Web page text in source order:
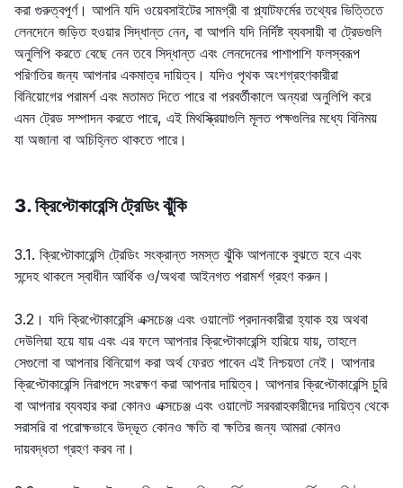
করা গুরুত্বপূর্ণ। আপনি যদি ওয়েবসাইটের সামগ্রী বা প্ল্যাটফর্মের তথ্যের ভিত্তিতে
লেনদেনে জড়িত হওয়ার সিদ্ধান্ত নেন, বা আপনি যদি নির্দিষ্ট ব্যবসায়ী বা ট্রেডগুলি
অনুলিপি করতে বেছে নেন তবে সিদ্ধান্ত এবং লেনদেনের পাশাপাশি ফলস্বরূপ
পরিণতির জন্য আপনার একমাত্র দায়িত্ব। যদিও পৃথক অংশগ্রহণকারীরা
বিনিয়োগের পরামর্শ এবং মতামত দিতে পারে বা পরবর্তীকালে অন্যরা অনুলিপি করে
এমন ট্রেড সম্পাদন করতে পারে, এই মিথস্ক্রিয়াগুলি মূলত পক্ষগুলির মধ্যে বিনিময়
যা অজানা বা অচিহ্নিত থাকতে পারে।
3. ক্রিপ্টোকারেন্সি ট্রেডিং ঝুঁকি
3.1. ক্রিপ্টোকারেন্সি ট্রেডিং সংক্রান্ত সমস্ত ঝুঁকি আপনাকে বুঝতে হবে এবং
সন্দেহ থাকলে স্বাধীন আর্থিক ও/অথবা আইনগত পরামর্শ গ্রহণ করুন।
3.2। যদি ক্রিপ্টোকারেন্সি এক্সচেঞ্জ এবং ওয়ালেট প্রদানকারীরা হ্যাক হয় অথবা
দেউলিয়া হয়ে যায় এবং এর ফলে আপনার ক্রিপ্টোকারেন্সি হারিয়ে যায়, তাহলে
সেগুলো বা আপনার বিনিয়োগ করা অর্থ ফেরত পাবেন এই নিশ্চয়তা নেই। আপনার
ক্রিপ্টোকারেন্সি নিরাপদে সংরক্ষণ করা আপনার দায়িত্ব। আপনার ক্রিপ্টোকারেন্সি চুরি
বা আপনার ব্যবহার করা কোনও এক্সচেঞ্জ এবং ওয়ালেট সরবরাহকারীদের দায়িত্ব থেকে
সরাসরি বা পরোক্ষভাবে উদ্ভূত কোনও ক্ষতি বা ক্ষতির জন্য আমরা কোনও
দায়বদ্ধতা গ্রহণ করব না।